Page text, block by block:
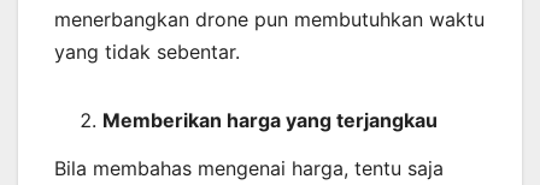
menerbangkan drone pun membutuhkan waktu
yang tidak sebentar.
Memberikan harga yang terjangkau
Bila membahas mengenai harga, tentu saja